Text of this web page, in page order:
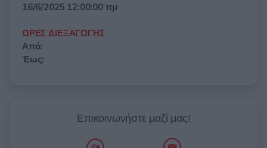
16/6/2025 12:00:00 πμ
ΩΡΕΣ ΔΙΕΞΑΓΩΓΗΣ
Από:
Έως:
Επικοινωνήστε μαζί μας!